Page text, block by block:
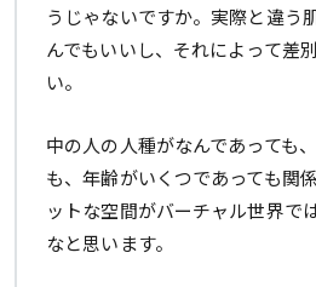
うじゃないですか。実際と違う
んでもいいし、それによって差
い。
中の人の人種がなんであっても
も、年齢がいくつであっても関
ットな空間がバーチャル世界で
なと思います。